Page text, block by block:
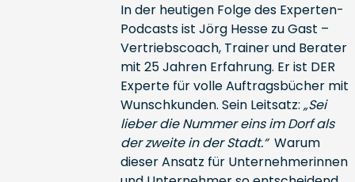
In der heutigen Folge des Experten-
Podcasts ist Jörg Hesse zu Gast –
Vertriebscoach, Trainer und Berater
mit 25 Jahren Erfahrung. Er ist DER
Experte für volle Auftragsbücher mit
Wunschkunden. Sein Leitsatz: „Sei
lieber die Nummer eins im Dorf als
der zweite in der Stadt.“Warum
dieser Ansatz für Unternehmerinnen